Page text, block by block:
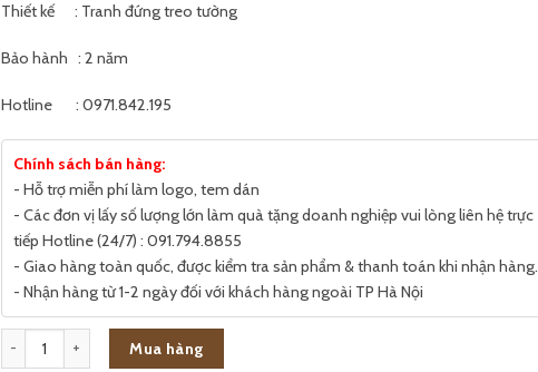
Thiết kế : Tranh đứng treo tường
Bảo hành : 2 năm
Hotline : 0971.842.195
Chính sách bán hàng:
- Hỗ trợ miễn phí làm logo, tem dán
- Các đơn vị lấy số lượng lớn làm quà tặng doanh nghiệp vui lòng liên hệ trực
tiếp Hotline (24/7) : 091.794.8855
- Giao hàng toàn quốc, được kiểm tra sản phẩm & thanh toán khi nhận hàng.
- Nhận hàng từ 1-2 ngày đối với khách hàng ngoài TP Hà Nội
Tranh Thuyền Đứng Bằng Vàng số lượng
Mua hàng